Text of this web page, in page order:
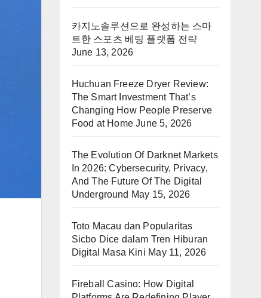
카지노솔루션으로 완성하는 스마
트한 스포츠 베팅 플랫폼 전략
June 13, 2026
Huchuan Freeze Dryer Review:
The Smart Investment That’s
Changing How People Preserve
Food at Home June 5, 2026
The Evolution Of Darknet Markets
In 2026: Cybersecurity, Privacy,
And The Future Of The Digital
Underground May 15, 2026
Toto Macau dan Popularitas
Sicbo Dice dalam Tren Hiburan
Digital Masa Kini May 11, 2026
Fireball Casino: How Digital